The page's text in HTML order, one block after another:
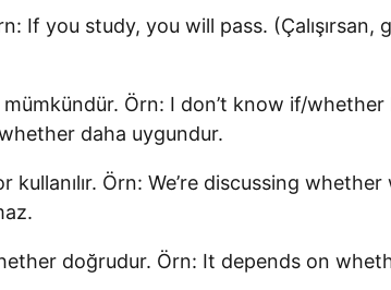
If you study, you will pass.
Örn: I don’t know if/
daha uygundur.
Örn: We’re discussing whether
doğrudur. Örn: It depends on